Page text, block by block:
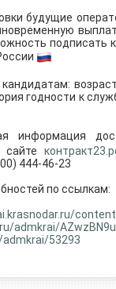
будущие
подписать
годности к
информация
сайте
444-46-23
по ссылкам:
admkrai/
53293